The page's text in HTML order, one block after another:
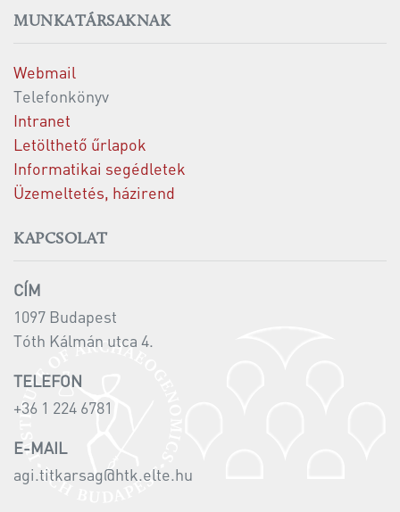
MUNKATÁRSAKNAK
Webmail
Telefonkönyv
Intranet
Letölthető űrlapok
Informatikai segédletek
Üzemeltetés, házirend
KAPCSOLAT
CÍM
1097 Budapest
Tóth Kálmán utca 4.
TELEFON
+36 1 224 6781
E-MAIL
agi.titkarsag@htk.elte.hu